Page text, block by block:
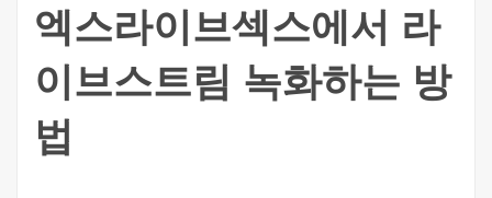
엑스라이브섹스에서 라
이브스트림 녹화하는 방
법